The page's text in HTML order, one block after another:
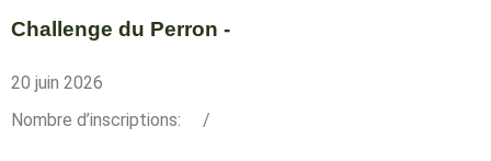
Challenge du Perron -
20 juin 2026
Nombre d’inscriptions:
/